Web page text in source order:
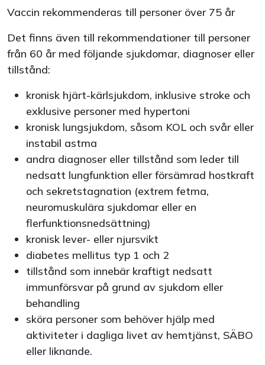
Vaccin rekommenderas till personer över 75 år
Det finns även till rekommendationer till personer
från 60 år med följande sjukdomar, diagnoser eller
tillstånd:
kronisk hjärt-kärlsjukdom, inklusive stroke och
exklusive personer med hypertoni
kronisk lungsjukdom, såsom KOL och svår eller
instabil astma
andra diagnoser eller tillstånd som leder till
nedsatt lungfunktion eller försämrad hostkraft
och sekretstagnation (extrem fetma,
neuromuskulära sjukdomar eller en
flerfunktionsnedsättning)
kronisk lever- eller njursvikt
diabetes mellitus typ 1 och 2
tillstånd som innebär kraftigt nedsatt
immunförsvar på grund av sjukdom eller
behandling
sköra personer som behöver hjälp med
aktiviteter i dagliga livet av hemtjänst, SÄBO
eller liknande.